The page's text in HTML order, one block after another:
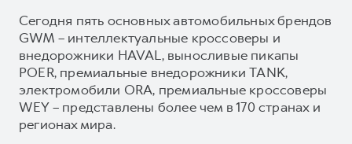
Сегодня пять основных автомобильных брендов
GWM – интеллектуальные кроссоверы и
внедорожники HAVAL, выносливые пикапы
POER, премиальные внедорожники TANK,
электромобили ORA, премиальные кроссоверы
WEY – представлены более чем в 170 странах и
регионах мира.